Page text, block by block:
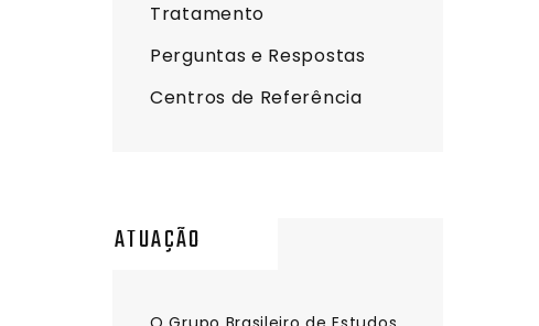
Tratamento
Perguntas e Respostas
Centros de Referência
ATUAÇÃO